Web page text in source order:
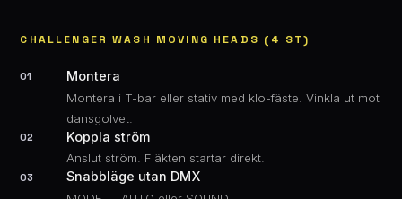
CHALLENGER WASH MOVING HEADS (4 ST)
01 Montera
Montera i T-bar eller stativ med klo-fäste. Vinkla ut mot
dansgolvet.
02 Koppla ström
Anslut ström. Fläkten startar direkt.
03 Snabbläge utan DMX